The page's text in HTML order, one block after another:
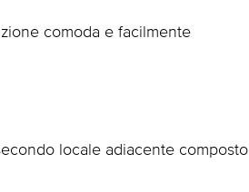
comoda e facilmente
locale adiacente composto